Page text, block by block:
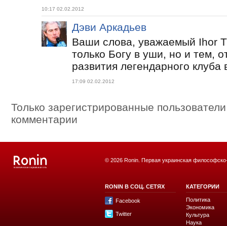
10:17 02.02.2012
Дэви Аркадьев
Ваши слова, уважаемый Ihor
только Богу в уши, но и тем,
развития легендарного клуба
17:09 02.02.2012
Только зарегистрированные
комментарии
© 2026 Ronin. Первая украинская
RONIN В СОЦ. СЕТЯХ
Facebook
Twitter
КАТЕГОРИИ
Политика
Экономика
Культура
Наука